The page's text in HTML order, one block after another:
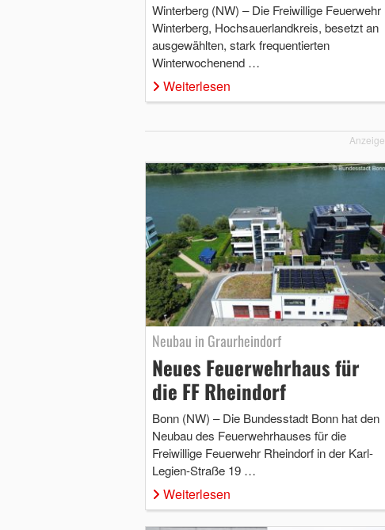
Winterberg (NW) – Die Freiwillige Feuerwehr
Winterberg, Hochsauerlandkreis, besetzt an
ausgewählten, stark frequentierten
Winterwochenend …
Weiterlesen
Anzeige
Neubau in Graurheindorf
Neues Feuerwehrhaus für
die FF Rheindorf
Bonn (NW) – Die Bundesstadt Bonn hat den
Neubau des Feuerwehrhauses für die
Freiwillige Feuerwehr Rheindorf in der Karl-
Legien-Straße 19 …
Weiterlesen